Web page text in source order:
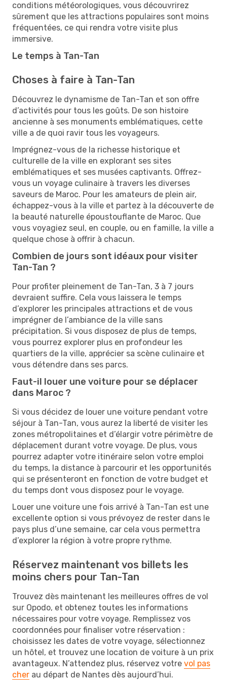
conditions météorologiques, vous découvrirez
sûrement que les attractions populaires sont moins
fréquentées, ce qui rendra votre visite plus
immersive.
Le temps à Tan-Tan
Choses à faire à Tan-Tan
Découvrez le dynamisme de Tan-Tan et son offre
d’activités pour tous les goûts. De son histoire
ancienne à ses monuments emblématiques, cette
ville a de quoi ravir tous les voyageurs.
Imprégnez-vous de la richesse historique et
culturelle de la ville en explorant ses sites
emblématiques et ses musées captivants. Offrez-
vous un voyage culinaire à travers les diverses
saveurs de Maroc. Pour les amateurs de plein air,
échappez-vous à la ville et partez à la découverte de
la beauté naturelle époustouflante de Maroc. Que
vous voyagiez seul, en couple, ou en famille, la ville a
quelque chose à offrir à chacun.
Combien de jours sont idéaux pour visiter
Tan-Tan ?
Pour profiter pleinement de Tan-Tan, 3 à 7 jours
devraient suffire. Cela vous laissera le temps
d’explorer les principales attractions et de vous
imprégner de l’ambiance de la ville sans
précipitation. Si vous disposez de plus de temps,
vous pourrez explorer plus en profondeur les
quartiers de la ville, apprécier sa scène culinaire et
vous détendre dans ses parcs.
Faut-il louer une voiture pour se déplacer
dans Maroc ?
Si vous décidez de louer une voiture pendant votre
séjour à Tan-Tan, vous aurez la liberté de visiter les
zones métropolitaines et d’élargir votre périmètre de
déplacement durant votre voyage. De plus, vous
pourrez adapter votre itinéraire selon votre emploi
du temps, la distance à parcourir et les opportunités
qui se présenteront en fonction de votre budget et
du temps dont vous disposez pour le voyage.
Louer une voiture une fois arrivé à Tan-Tan est une
excellente option si vous prévoyez de rester dans le
pays plus d’une semaine, car cela vous permettra
d’explorer la région à votre propre rythme.
Réservez maintenant vos billets les
moins chers pour Tan-Tan
Trouvez dès maintenant les meilleures offres de vol
sur Opodo, et obtenez toutes les informations
nécessaires pour votre voyage. Remplissez vos
coordonnées pour finaliser votre réservation :
choisissez les dates de votre voyage, sélectionnez
un hôtel, et trouvez une location de voiture à un prix
avantageux. N’attendez plus, réservez votre vol pas
cher au départ de Nantes dès aujourd’hui.